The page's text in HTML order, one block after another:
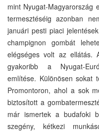
mint Nyugat-Magyarország
termesztéséig azonban
januári pesti piaci
champignon gombát
elégséges volt az ellátás.
gyakoribb a Nyugat-
említése. Különösen sokat
Promontoron, ahol a sok
biztosított a
már ismertek a budafoki
szegény, kétkezi